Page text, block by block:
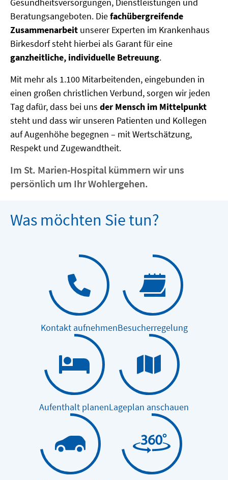
Beratungsangeboten. Diefachübergreifende
Zusammenarbeit unserer Experten im Krankenhaus
Birkesdorf steht hierbei als Garant für eine
ganzheitliche, individuelle Betreuung.
Mit mehr als 1.100 Mitarbeitenden, eingebunden in
einen großen christlichen Verbund, sorgen wir jeden
Tag dafür, dass bei uns der Mensch im Mittelpunkt
steht und dass wir unseren Patienten und Kollegen
auf Augenhöhe begegnen – mit Wertschätzung,
Respekt und Zugewandtheit.
Im St. Marien-Hospital kümmern wir uns
persönlich um Ihr Wohlergehen.
Was möchten Sie tun?
Kontakt aufnehmenBesucherregelung
Aufenthalt planenLageplan anschauen